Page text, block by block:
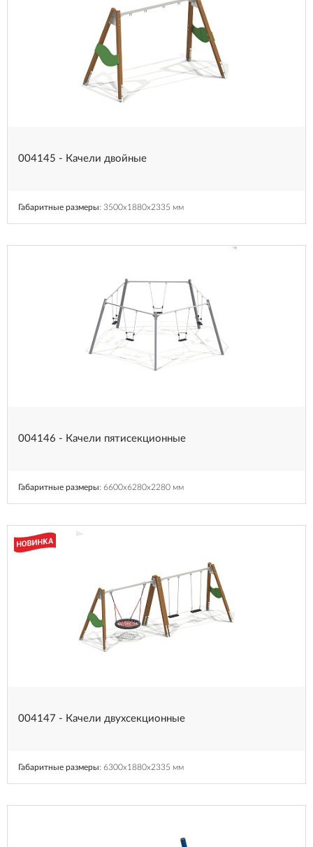
004145 - Качели двойные
Габаритные размеры: 3500x1880x2335 мм
004146 - Качели пятисекционные
Габаритные размеры: 6600x6280x2280 мм
004147 - Качели двухсекционные
Габаритные размеры: 6300x1880x2335 мм